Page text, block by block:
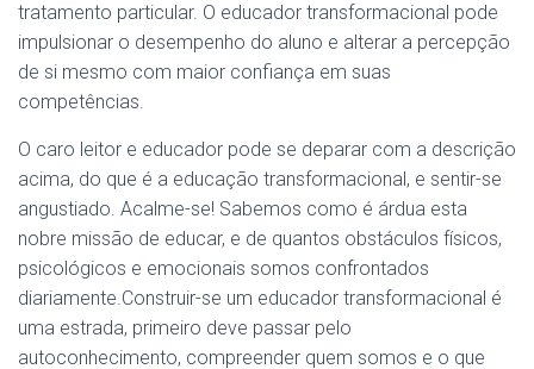
tratamento particular. O educador transformacional pode
impulsionar o desempenho do aluno e alterar a percepção
de si mesmo com maior confiança em suas
competências.
O caro leitor e educador pode se deparar com a descrição
acima, do que é a educação transformacional, e sentir-se
angustiado. Acalme-se! Sabemos como é árdua esta
nobre missão de educar, e de quantos obstáculos físicos,
psicológicos e emocionais somos confrontados
diariamente.Construir-se um educador transformacional é
uma estrada, primeiro deve passar pelo
autoconhecimento, compreender quem somos e o que